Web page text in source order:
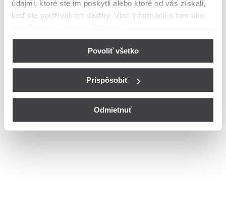
údajmi, ktoré ste im poskytli alebo ktoré od vás získali,
keď ste používali ich služby. Viac informácií o tom ako
Povoliť všetko
Prispôsobiť
Odmietnuť
meste
© Copyright 2026
Nastavenia cookies